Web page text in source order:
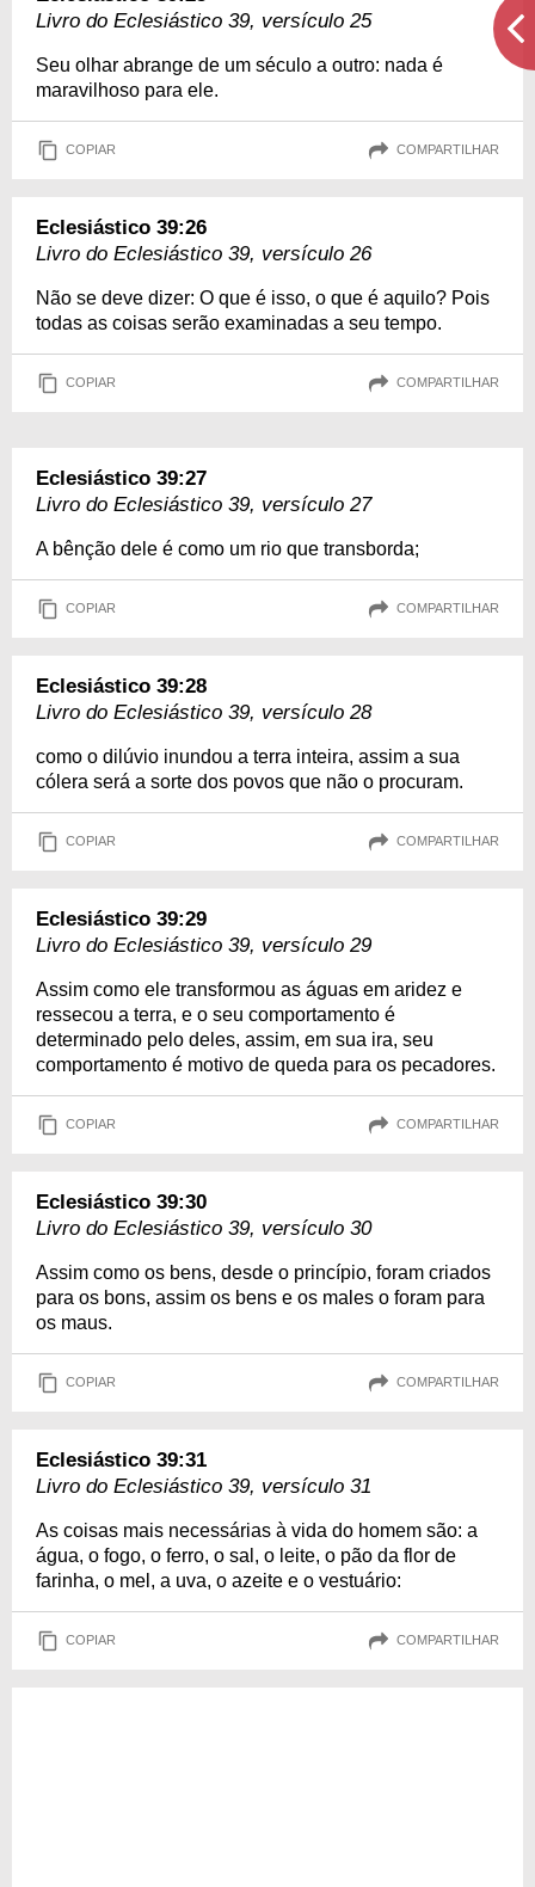
Livro do Eclesiástico 39, versículo 25
Seu olhar abrange de um século a outro: nada é
maravilhoso para ele.
COPIAR COMPARTILHAR
Eclesiástico 39:26
Livro do Eclesiástico 39, versículo 26
Não se deve dizer: O que é isso, o que é aquilo? Pois
todas as coisas serão examinadas a seu tempo.
COPIAR COMPARTILHAR
Eclesiástico 39:27
Livro do Eclesiástico 39, versículo 27
A bênção dele é como um rio que transborda;
COPIAR COMPARTILHAR
Eclesiástico 39:28
Livro do Eclesiástico 39, versículo 28
como o dilúvio inundou a terra inteira, assim a sua
cólera será a sorte dos povos que não o procuram.
COPIAR COMPARTILHAR
Eclesiástico 39:29
Livro do Eclesiástico 39, versículo 29
Assim como ele transformou as águas em aridez e
ressecou a terra, e o seu comportamento é
determinado pelo deles, assim, em sua ira, seu
comportamento é motivo de queda para os pecadores.
COPIAR COMPARTILHAR
Eclesiástico 39:30
Livro do Eclesiástico 39, versículo 30
Assim como os bens, desde o princípio, foram criados
para os bons, assim os bens e os males o foram para
os maus.
COPIAR COMPARTILHAR
Eclesiástico 39:31
Livro do Eclesiástico 39, versículo 31
As coisas mais necessárias à vida do homem são: a
água, o fogo, o ferro, o sal, o leite, o pão da flor de
farinha, o mel, a uva, o azeite e o vestuário:
COPIAR COMPARTILHAR